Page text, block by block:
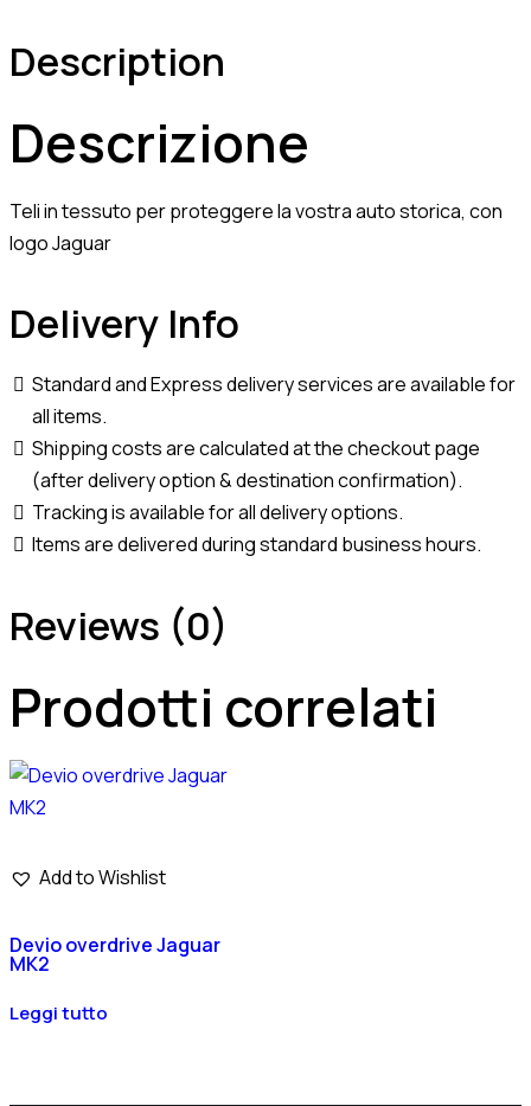
Description
Descrizione
Teli in tessuto per proteggere la vostra auto storica, con
logo Jaguar
Delivery Info
Standard and Express delivery services are available for
all items.
Shipping costs are calculated at the checkout page
(after delivery option & destination confirmation).
Tracking is available for all delivery options.
Items are delivered during standard business hours.
Reviews (0)
Prodotti correlati
Add to Wishlist
Devio overdrive Jaguar
MK2
Leggi tutto